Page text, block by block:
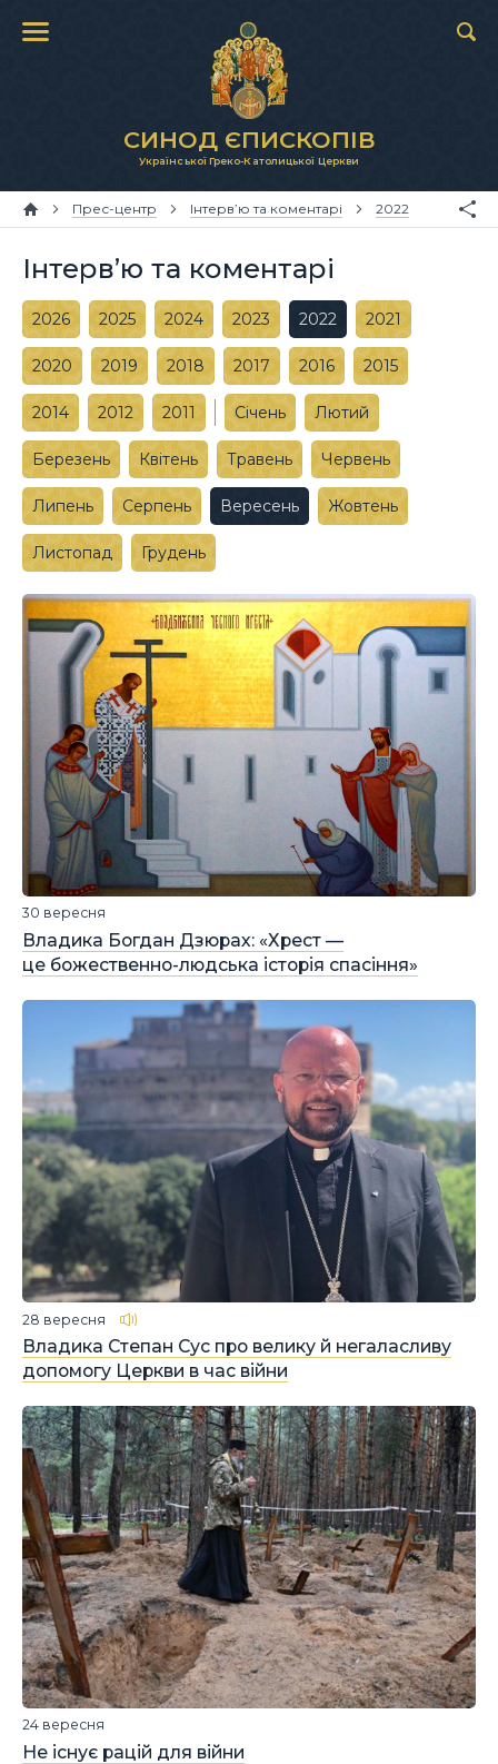
СИНОД ЄПИСКОПІВ
Української Греко-Католицької Церкви
Прес-центр Інтерв’ю та коментарі 2022
Інтерв’ю та коментарі
2026 2025 2024 2023 2022 2021
2020 2019 2018 2017 2016 2015
2014 2012 2011 Січень Лютий
Березень Квітень Травень Червень
Липень Серпень Вересень Жовтень
Листопад Грудень
Владика Богдан Дзюрах: «Хрест —
це божественно-людська історія спасіння»
30 вересня
Владика Степан Сус про велику й негаласливу
допомогу Церкви в час війни
28 вересня
Не існує рацій для війни
24 вересня